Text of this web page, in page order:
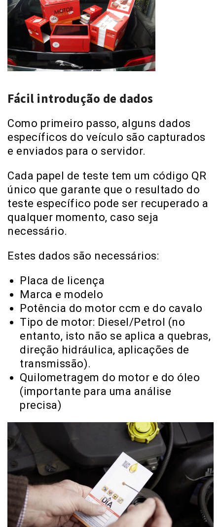
Fácil introdução de dados
Como primeiro passo, alguns dados
específicos do veículo são capturados
e enviados para o servidor.
Cada papel de teste tem um código QR
único que garante que o resultado do
teste específico pode ser recuperado a
qualquer momento, caso seja
necessário.
Estes dados são necessários:
Placa de licença
Marca e modelo
Potência do motor ccm e do cavalo
Tipo de motor: Diesel/Petrol (no
entanto, isto não se aplica a quebras,
direção hidráulica, aplicações de
transmissão).
Quilometragem do motor e do óleo
(importante para uma análise
precisa)